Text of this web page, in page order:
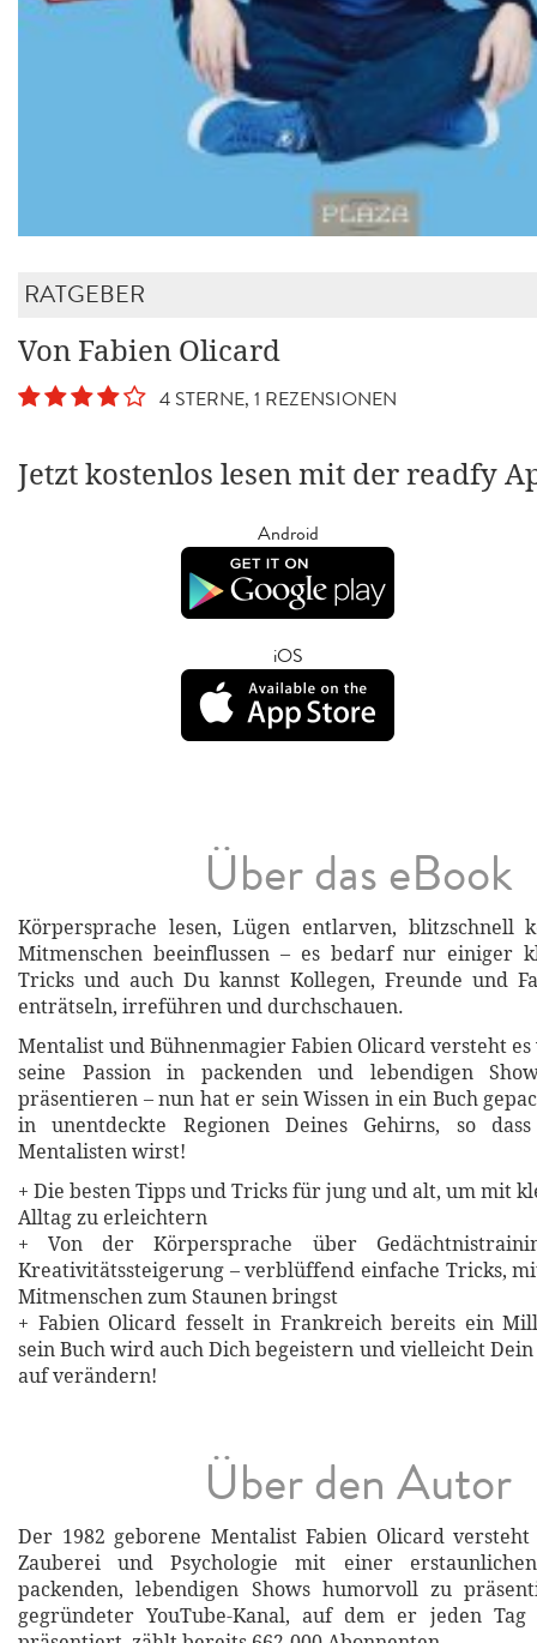
RATGEBER
Von Fabien Olicard
4 STERNE, 1 REZENSIONEN
Jetzt kostenlos lesen mit der readfy
Android
iOS
Über das eBook
Körpersprache lesen, Lügen entlarven, blitzschnell
Mitmenschen beeinflussen – es bedarf nur einiger
Tricks und auch Du kannst Kollegen, Freunde und
enträtseln, irreführen und durchschauen.
Mentalist und Bühnenmagier Fabien Olicard versteht
seine Passion in packenden und lebendigen
präsentieren – nun hat er sein Wissen in ein Buch
in unentdeckte Regionen Deines Gehirns, so
Mentalisten wirst!
+ Die besten Tipps und Tricks für jung und alt, um mit
Alltag zu erleichtern
+ Von der Körpersprache über
Kreativitätssteigerung – verblüffend einfache Tricks,
Mitmenschen zum Staunen bringst
+ Fabien Olicard fesselt in Frankreich bereits ein
sein Buch wird auch Dich begeistern und vielleicht
auf verändern!
Über den Autor
Der 1982 geborene Mentalist Fabien Olicard versteht
Zauberei und Psychologie mit einer
packenden, lebendigen Shows humorvoll zu
gegründeter YouTube-Kanal, auf dem er jeden